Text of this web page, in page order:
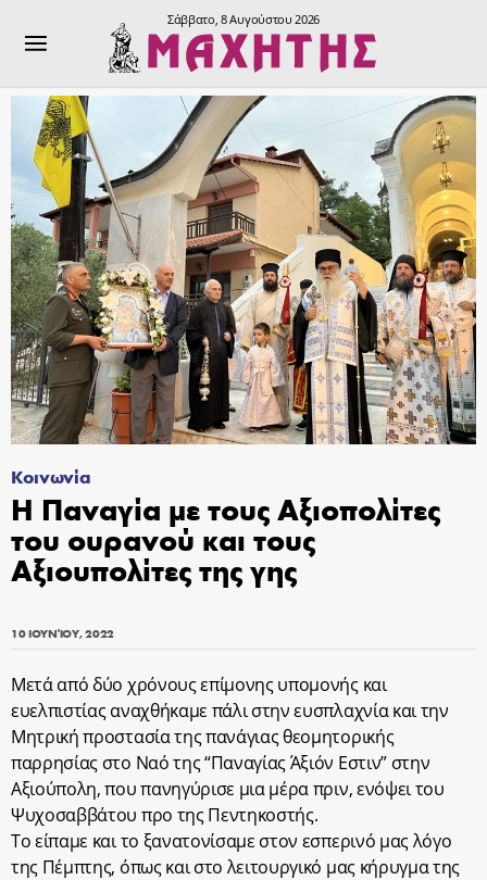
Σάββατο, 8 Αυγούστου 2026
Κοινωνία
Η Παναγία με τους Αξιοπολίτες
του ουρανού και τους
Αξιουπολίτες της γης
10 ΙΟΥΝΊΟΥ, 2022
Μετά από δύο χρόνους επίμονης υπομονής και
ευελπιστίας αναχθήκαμε πάλι στην ευσπλαχνία και την
Μητρική προστασία της πανάγιας θεομητορικής
παρρησίας στο Ναό της “Παναγίας Άξιόν Εστιν” στην
Αξιούπολη, που πανηγύρισε μια μέρα πριν, ενόψει του
Ψυχοσαββάτου προ της Πεντηκοστής.
Το είπαμε και το ξανατονίσαμε στον εσπερινό μας λόγο
της Πέμπτης, όπως και στο λειτουργικό μας κήρυγμα της